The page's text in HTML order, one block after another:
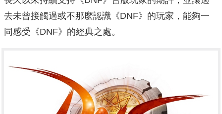
去未曾接觸過或不那麼認識《DNF》的玩家，能夠一
同感受《DNF》的經典之處。